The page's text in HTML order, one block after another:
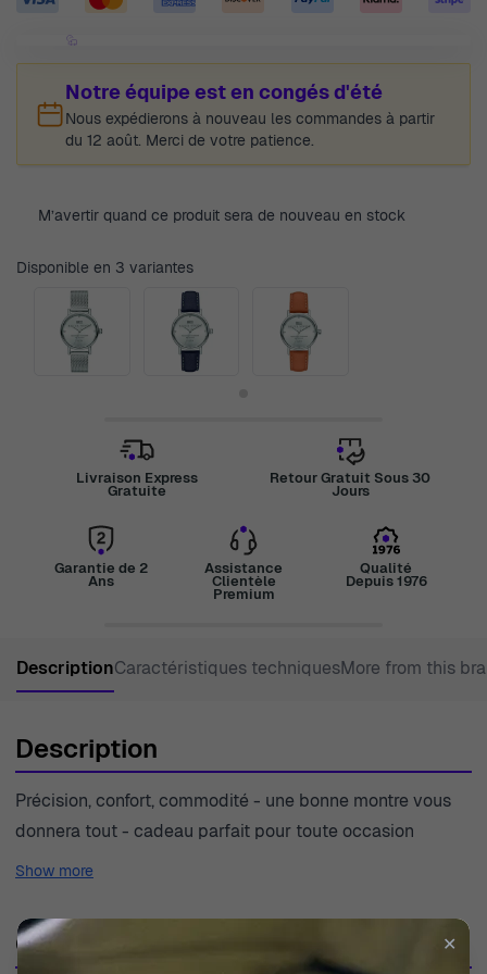
Notre équipe est en congés d'été
Nous expédierons à nouveau les commandes à partir
du 12 août. Merci de votre patience.
M’avertir quand ce produit sera de nouveau en stock
Disponible en 3 variantes
Livraison Express
Gratuite
Retour Gratuit Sous 30
Jours
Garantie de 2
Ans
Assistance
Clientèle
Premium
Qualité
Depuis 1976
DescriptionCaractéristiques techniquesMore from this
Description
Précision, confort, commodité - une bonne montre vous
donnera tout - cadeau parfait pour toute occasion
Show more
Caractéristiques techniques ✕